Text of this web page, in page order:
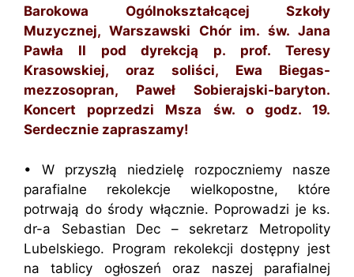
Barokowa Ogólnokształcącej Szkoły
Muzycznej, Warszawski Chór im. św. Jana
Pawła II pod dyrekcją p. prof. Teresy
Krasowskiej, oraz soliści, Ewa Biegas-
mezzosopran, Paweł Sobierajski-baryton.
Koncert poprzedzi Msza św. o godz. 19.
Serdecznie zapraszamy!
• W przyszłą niedzielę rozpoczniemy nasze
parafialne rekolekcje wielkopostne, które
potrwają do środy włącznie. Poprowadzi je ks.
dr-a Sebastian Dec – sekretarz Metropolity
Lubelskiego. Program rekolekcji dostępny jest
na tablicy ogłoszeń oraz naszej parafialnej